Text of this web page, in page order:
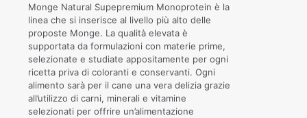
Monge Natural Supepremium Monoprotein è la
linea che si inserisce al livello più alto delle
proposte Monge. La qualità elevata è
supportata da formulazioni con materie prime,
selezionate e studiate appositamente per ogni
ricetta priva di coloranti e conservanti. Ogni
alimento sarà per il cane una vera delizia grazie
all’utilizzo di carni, minerali e vitamine
selezionati per offrire un’alimentazione